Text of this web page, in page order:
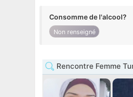
Consomme de l'alcool?
Non renseigné
Rencontre Femme